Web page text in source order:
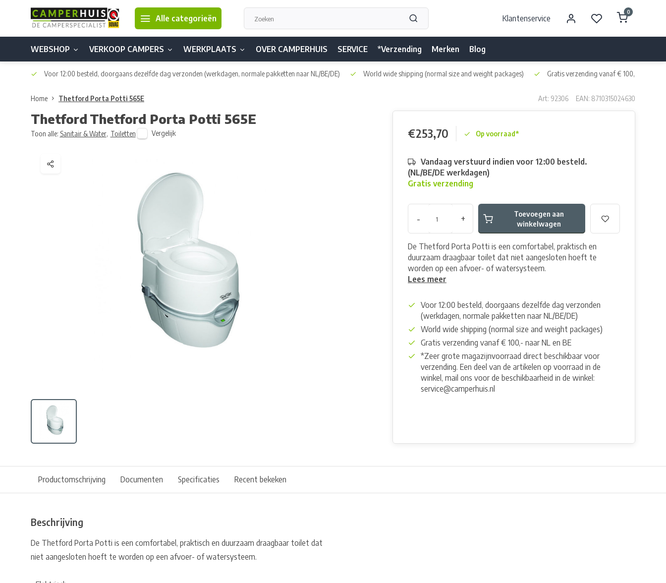
Alle categorieën Klantenservice
0
WEBSHOP VERKOOP CAMPERS WERKPLAATS OVER CAMPERHUIS SERVICE *Verzending Merken Blog
Voor 12:00 besteld, doorgaans dezelfde dag verzonden (werkdagen, normale pakketten naar NL/BE/DE) World wide shipping (normal size and weight packages) Gratis verzending vanaf € 100,- naar NL
Home Thetford Porta Potti 565E Art: 92306 EAN: 8710315024630
Thetford Thetford Porta Potti 565E
Toon alle: Sanitair & Water, Toiletten Vergelijk €253,70 Op voorraad*
Vandaag verstuurd indien voor 12:00 besteld.
(NL/BE/DE werkdagen)
Gratis verzending
- +
Toevoegen aan
winkelwagen
De Thetford Porta Potti is een comfortabel, praktisch en
duurzaam draagbaar toilet dat niet aangesloten hoeft te
worden op een afvoer- of watersysteem.
Lees meer
Voor 12:00 besteld, doorgaans dezelfde dag verzonden
(werkdagen, normale pakketten naar NL/BE/DE)
World wide shipping (normal size and weight packages)
Gratis verzending vanaf € 100,- naar NL en BE
*Zeer grote magazijnvoorraad direct beschikbaar voor
verzending. Een deel van de artikelen op voorraad in de
winkel, mail ons voor de beschikbaarheid in de winkel:
service@camperhuis.nl
Productomschrijving Documenten Specificaties Recent bekeken
Beschrijving
De Thetford Porta Potti is een comfortabel, praktisch en duurzaam draagbaar toilet dat
niet aangesloten hoeft te worden op een afvoer- of watersysteem.